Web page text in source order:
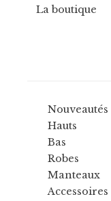
La boutique
Nouveautés
Hauts
Bas
Robes
Manteaux
Accessoires